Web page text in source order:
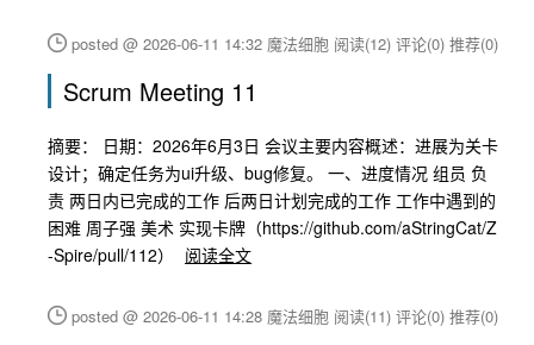
posted @ 2026-06-11 14:32 魔法细胞 阅读(12) 评论(0) 推荐(0)
Scrum Meeting 11
摘要： 日期：2026年6月3日 会议主要内容概述：进展为关卡
设计；确定任务为ui升级、bug修复。 一、进度情况 组员 负
责 两日内已完成的工作 后两日计划完成的工作 工作中遇到的
困难 周子强 美术 实现卡牌（https://github.com/aStringCat/Z
-Spire/pull/112）
阅读全文
posted @ 2026-06-11 14:28 魔法细胞 阅读(11) 评论(0) 推荐(0)